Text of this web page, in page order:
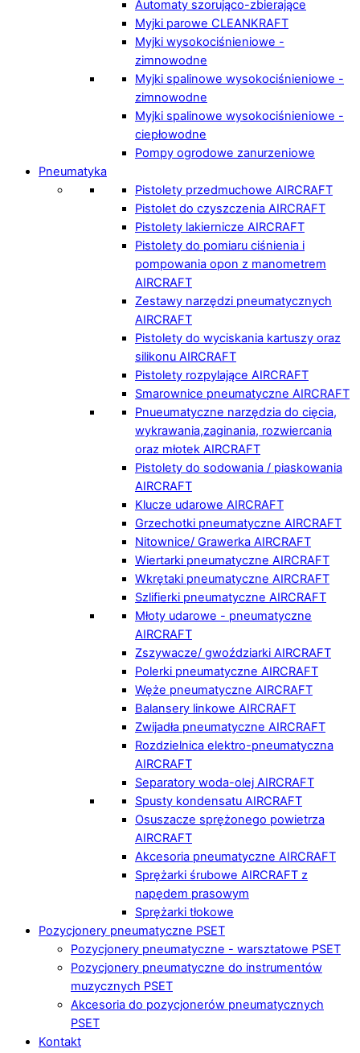
Automaty szorująco-zbierające
Myjki parowe CLEANKRAFT
Myjki wysokociśnieniowe -
zimnowodne
Myjki spalinowe wysokociśnieniowe -
zimnowodne
Myjki spalinowe wysokociśnieniowe -
ciepłowodne
Pompy ogrodowe zanurzeniowe
Pneumatyka
Pistolety przedmuchowe AIRCRAFT
Pistolet do czyszczenia AIRCRAFT
Pistolety lakiernicze AIRCRAFT
Pistolety do pomiaru ciśnienia i
pompowania opon z manometrem
AIRCRAFT
Zestawy narzędzi pneumatycznych
AIRCRAFT
Pistolety do wyciskania kartuszy oraz
silikonu AIRCRAFT
Pistolety rozpylające AIRCRAFT
Smarownice pneumatyczne AIRCRAFT
Pnueumatyczne narzędzia do cięcia,
wykrawania,zaginania, rozwiercania
oraz młotek AIRCRAFT
Pistolety do sodowania / piaskowania
AIRCRAFT
Klucze udarowe AIRCRAFT
Grzechotki pneumatyczne AIRCRAFT
Nitownice/ Grawerka AIRCRAFT
Wiertarki pneumatyczne AIRCRAFT
Wkrętaki pneumatyczne AIRCRAFT
Szlifierki pneumatyczne AIRCRAFT
Młoty udarowe - pneumatyczne
AIRCRAFT
Zszywacze/ gwoździarki AIRCRAFT
Polerki pneumatyczne AIRCRAFT
Węże pneumatyczne AIRCRAFT
Balansery linkowe AIRCRAFT
Zwijadła pneumatyczne AIRCRAFT
Rozdzielnica elektro-pneumatyczna
AIRCRAFT
Separatory woda-olej AIRCRAFT
Spusty kondensatu AIRCRAFT
Osuszacze sprężonego powietrza
AIRCRAFT
Akcesoria pneumatyczne AIRCRAFT
Sprężarki śrubowe AIRCRAFT z
napędem prasowym
Sprężarki tłokowe
Pozycjonery pneumatyczne PSET
Pozycjonery pneumatyczne - warsztatowe PSET
Pozycjonery pneumatyczne do instrumentów
muzycznych PSET
Akcesoria do pozycjonerów pneumatycznych
PSET
Kontakt